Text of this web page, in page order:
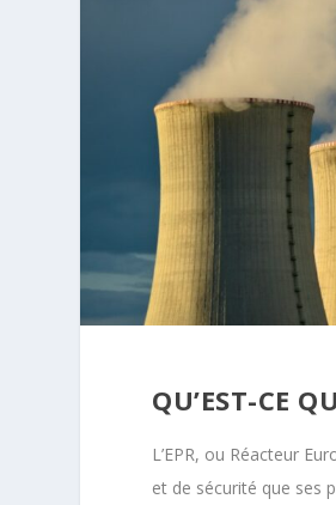
QU’EST-CE
L’EPR, ou Réacteur
et de sécurité que ses